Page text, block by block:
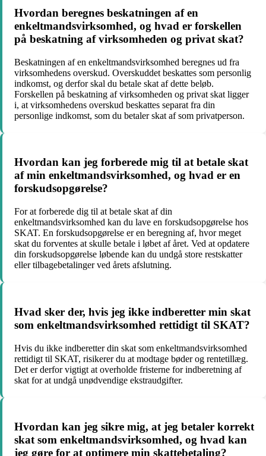
Hvordan beregnes beskatningen af en
enkeltmandsvirksomhed, og hvad er forskellen
på beskatning af virksomheden og privat skat?
Beskatningen af en enkeltmandsvirksomhed beregnes ud fra
virksomhedens overskud. Overskuddet beskattes som personlig
indkomst, og derfor skal du betale skat af dette beløb.
Forskellen på beskatning af virksomheden og privat skat ligger
i, at virksomhedens overskud beskattes separat fra din
personlige indkomst, som du betaler skat af som privatperson.
Hvordan kan jeg forberede mig til at betale skat
af min enkeltmandsvirksomhed, og hvad er en
forskudsopgørelse?
For at forberede dig til at betale skat af din
enkeltmandsvirksomhed kan du lave en forskudsopgørelse hos
SKAT. En forskudsopgørelse er en beregning af, hvor meget
skat du forventes at skulle betale i løbet af året. Ved at opdatere
din forskudsopgørelse løbende kan du undgå store restskatter
eller tilbagebetalinger ved årets afslutning.
Hvad sker der, hvis jeg ikke indberetter min skat
som enkeltmandsvirksomhed rettidigt til SKAT?
Hvis du ikke indberetter din skat som enkeltmandsvirksomhed
rettidigt til SKAT, risikerer du at modtage bøder og rentetillæg.
Det er derfor vigtigt at overholde fristerne for indberetning af
skat for at undgå unødvendige ekstraudgifter.
Hvordan kan jeg sikre mig, at jeg betaler korrekt
skat som enkeltmandsvirksomhed, og hvad kan
jeg gøre for at optimere min skattebetaling?